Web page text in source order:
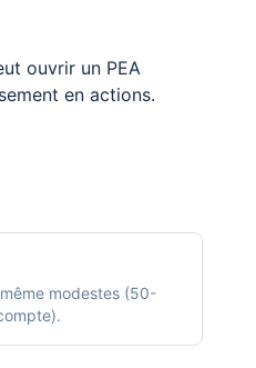
ouvrir un PEA
en actions.
modestes (50-